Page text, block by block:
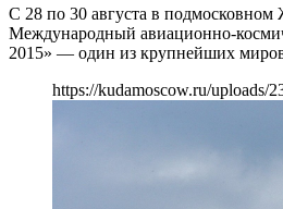
С 28 по 30 августа в подмосковном
Международный авиационно-
2015» — один из крупнейших
https://kudamoscow.ru/uploads/